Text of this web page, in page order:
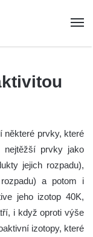
některé prvky, které
nejtěžší prvky jako
jejich rozpadu),
a potom i
jeho izotop 40K,
i když oproti výše
izotopy, které